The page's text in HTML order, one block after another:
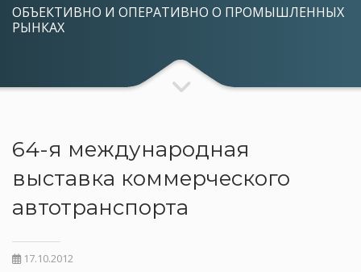
ОБЪЕКТИВНО И ОПЕРАТИВНО О ПРОМЫШЛЕННЫХ
РЫНКАХ
64-я международная
выставка коммерческого
автотранспорта
17.10.2012